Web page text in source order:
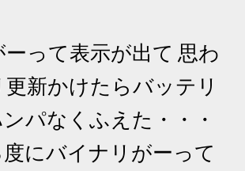
って表示が出て 思わ
新かけたらバッテリ
パなくふえた・・・
にバイナリがーって